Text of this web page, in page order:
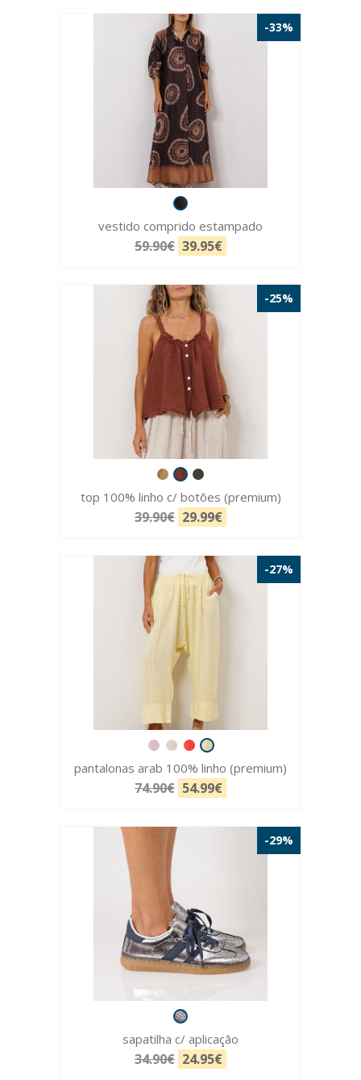
-33%
vestido comprido estampado
59.90€ 39.95€
-25%
top 100% linho c/ botões (premium)
39.90€ 29.99€
-27%
pantalonas arab 100% linho (premium)
74.90€ 54.99€
-29%
sapatilha c/ aplicação
34.90€ 24.95€